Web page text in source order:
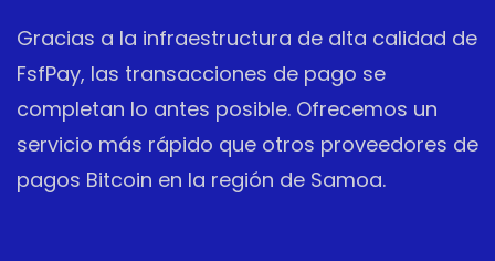
Gracias a la infraestructura de alta calidad de
FsfPay, las transacciones de pago se
completan lo antes posible. Ofrecemos un
servicio más rápido que otros proveedores de
pagos Bitcoin en la región de Samoa.